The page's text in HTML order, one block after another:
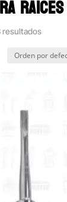
RAICES
resultados